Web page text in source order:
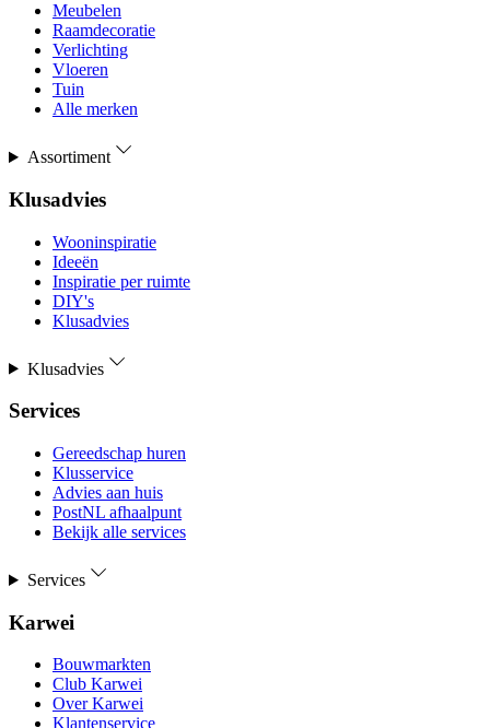
Meubelen
Raamdecoratie
Verlichting
Vloeren
Tuin
Alle merken
Assortiment
Klusadvies
Wooninspiratie
Ideeën
Inspiratie per ruimte
DIY's
Klusadvies
Klusadvies
Services
Gereedschap huren
Klusservice
Advies aan huis
PostNL afhaalpunt
Bekijk alle services
Services
Karwei
Bouwmarkten
Club Karwei
Over Karwei
Klantenservice